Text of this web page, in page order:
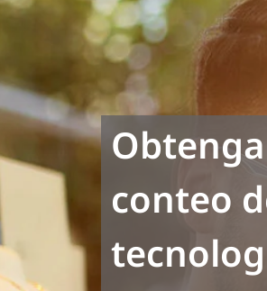
conteo